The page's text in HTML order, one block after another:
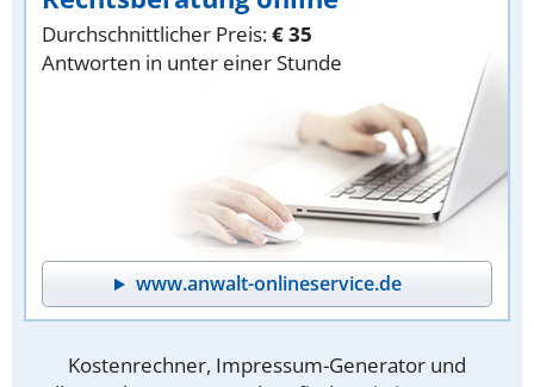
Durchschnittlicher Preis:€ 35
Antworten in unter einer Stunde
www.anwalt-onlineservice.de
Kostenrechner, Impressum-Generator und